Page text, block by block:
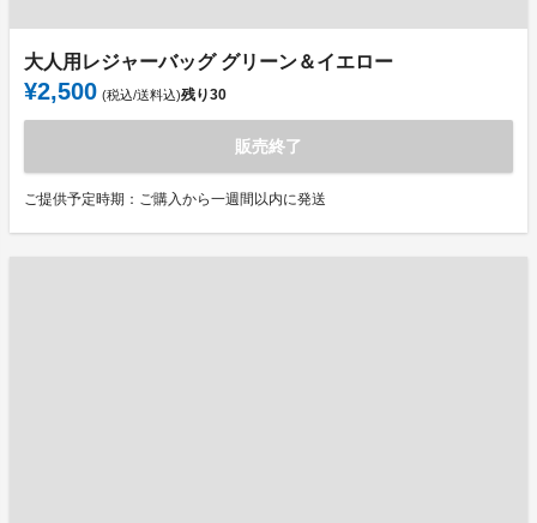
大人用レジャーバッグ グリーン＆イエロー
¥2,500 (税込/送料込)残り30
販売終了
ご提供予定時期：ご購入から一週間以内に発送